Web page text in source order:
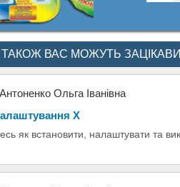
ТАКОЖ ВАС МОЖУТЬ
Ольга Іванівна
X
як встановити, налаштувати та